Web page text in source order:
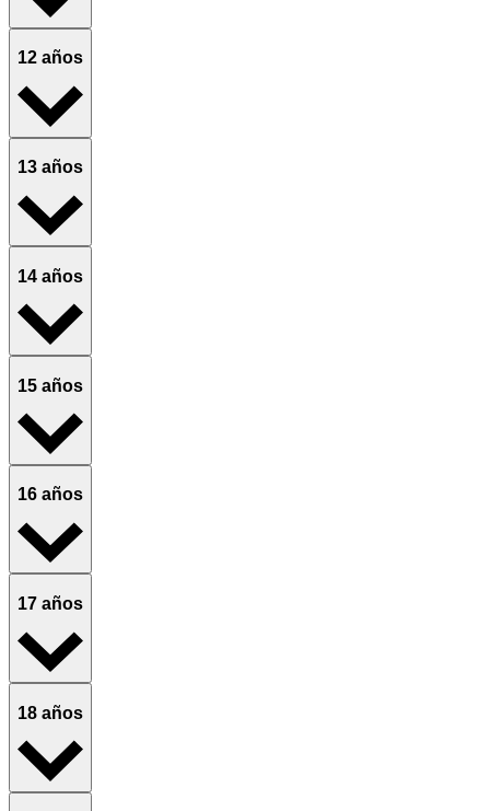
12 años
13 años
14 años
15 años
16 años
17 años
18 años